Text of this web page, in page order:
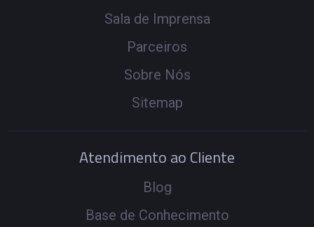
Sala de Imprensa
Parceiros
Sobre Nós
Sitemap
Atendimento ao Cliente
Blog
Base de Conhecimento